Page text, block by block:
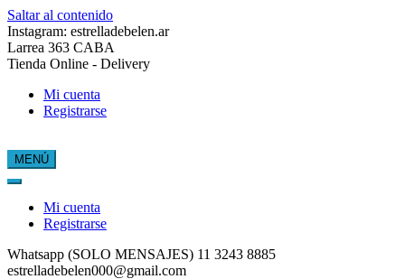
Saltar al contenido
Instagram: estrelladebelen.ar
Larrea 363 CABA
Tienda Online - Delivery
Mi cuenta
Registrarse
Estrella de Belén
MENÚ
Mi cuenta
Registrarse
Whatsapp (SOLO MENSAJES) 11 3243 8885
estrelladebelen000@gmail.com